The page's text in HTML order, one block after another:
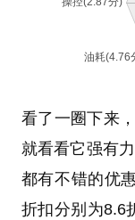
看了一圈下来
就看看它强有
都有不错的优
折扣分别为8.6